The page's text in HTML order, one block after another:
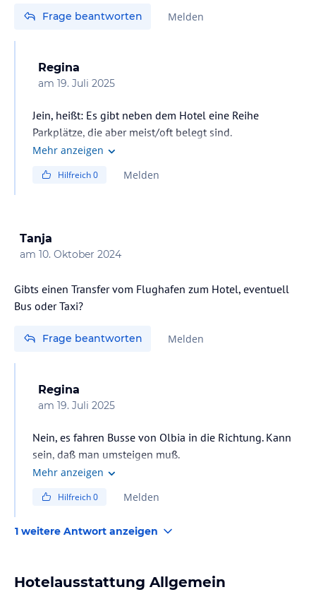
Frage beantworten Melden
Regina
am 19. Juli 2025
Jein, heißt: Es gibt neben dem Hotel eine Reihe
Parkplätze, die aber meist/oft belegt sind.
Eine Querstrasse oberhalb des Hotels gibt es aber jede
Mehr anzeigen
Hilfreich0 Melden
Tanja
am 10. Oktober 2024
Gibts einen Transfer vom Flughafen zum Hotel, eventuell
Bus oder Taxi?
Frage beantworten Melden
Regina
am 19. Juli 2025
Nein, es fahren Busse von Olbia in die Richtung. Kann
sein, daß man umsteigen muß.
Taxi wird mit fast 1 Std 30min sicher nicht billig.
Mehr anzeigen
Hilfreich0 Melden
1 weitere Antwort anzeigen
Hotelausstattung Allgemein